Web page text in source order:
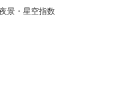
景・星空指数